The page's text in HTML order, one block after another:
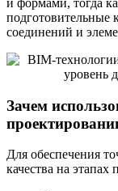
и формами, тогда
подготовительные
соединений и
Зачем
Для обеспечения
качества на этапах